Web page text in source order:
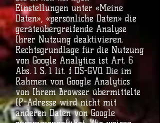
Einstellungen unter «Meine
Daten», «persönliche Daten» die
geräteübergreifende Analyse
Ihrer Nutzung deaktivieren.
Rechtsgrundlage für die Nutzung
von Google Analytics ist Art. 6
Abs. 1 S. 1 lit. f DS-GVO. Die im
Rahmen von Google Analytics
von Ihrem Browser übermittelte
IP-Adresse wird nicht mit
anderen Daten von Google